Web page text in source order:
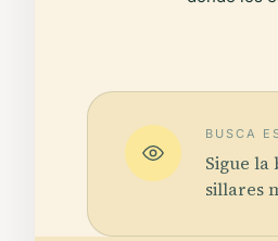
BUSCA
Sigue la
sillares